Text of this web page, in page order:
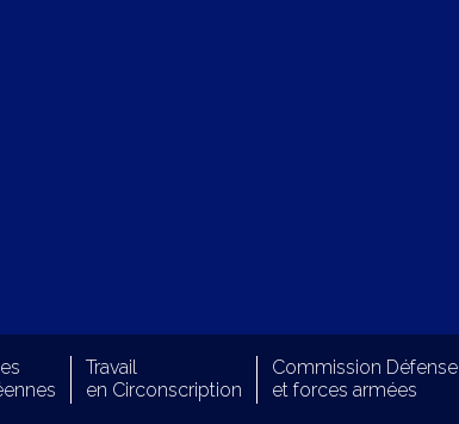
Travail
en Circonscription
Commission Défense
et forces armées